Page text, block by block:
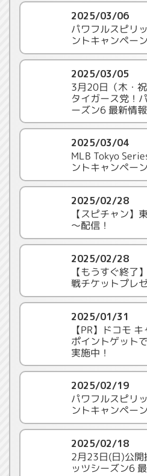
2025/03/06
パワフルスピリ
ントキャンペー
2025/03/05
3月20日（木・
タイガース党！
ーズン6 最新情報
2025/03/04
MLB Tokyo
ントキャンペー
2025/02/28
【スピチャン
～配信！
2025/02/28
【もうすぐ終了
戦チケットプレ
2025/01/31
【PR】ドコモ
ポイントゲット
実施中！
2025/02/19
パワフルスピリ
ントキャンペー
2025/02/18
2月23日(日)公開
ッツシーズン6